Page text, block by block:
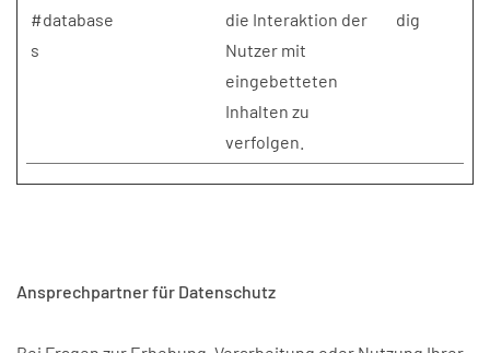
#database
s
die Interaktion der
Nutzer mit
eingebetteten
Inhalten zu
verfolgen.
dig
Ansprechpartner für Datenschutz